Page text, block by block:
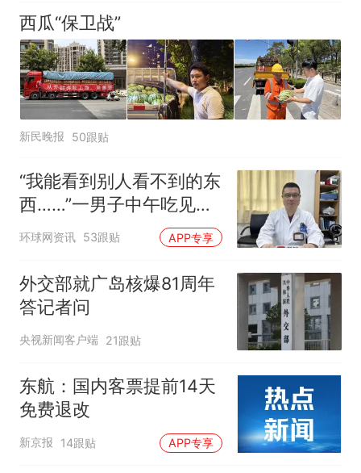
西瓜“保卫战”
新民晚报 50跟贴
“我能看到别人看不到的东
西……”一男子中午吃见手
青没事，晚上再吃却出现
环球网资讯 53跟贴 APP专享
外交部就广岛核爆81周年
答记者问
央视新闻客户端 21跟贴
东航：国内客票提前14天
免费退改
新京报 14跟贴 APP专享